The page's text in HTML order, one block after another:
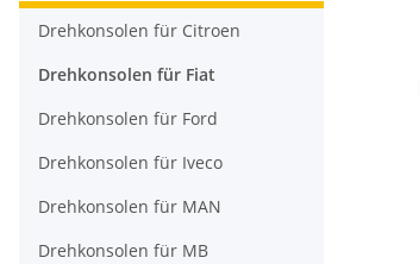
Drehkonsolen für Citroen
Drehkonsolen für Fiat
Drehkonsolen für Ford
Drehkonsolen für Iveco
Drehkonsolen für MAN
Drehkonsolen für MB